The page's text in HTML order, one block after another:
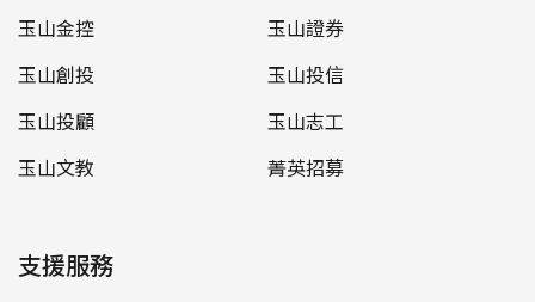
玉山金控
玉山證券
玉山創投
玉山投信
玉山投顧
玉山志工
玉山文教
菁英招募
支援服務